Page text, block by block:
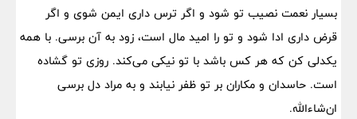
بسیار نعمت نصیب تو شود و اگر ترس داری ایمن شوی و اگر
قرض داری ادا شود و تو را امید مال است، زود به آن برسی. با همه
یکدلی کن که هر کس باشد با تو نیکی می‌کند. روزی تو گشاده
است. حاسدان و مکاران بر تو ظفر نیابند و به مراد دل برسی
ان‌شاء‌الله.